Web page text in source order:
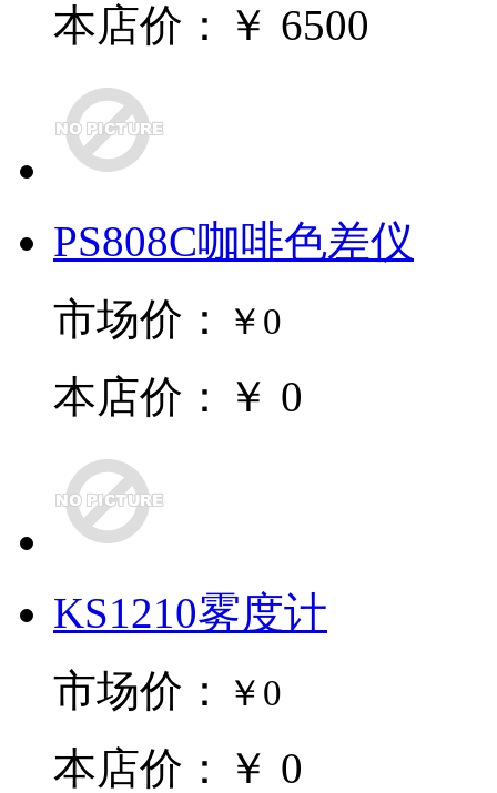
本店价：￥ 6500
PS808C咖啡色差仪
市场价：
￥0
本店价：￥ 0
KS1210雾度计
市场价：
￥0
本店价：￥ 0